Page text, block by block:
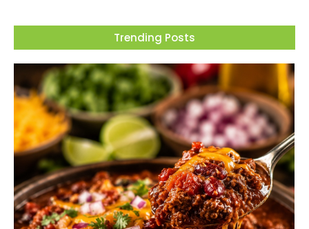
Trending Posts